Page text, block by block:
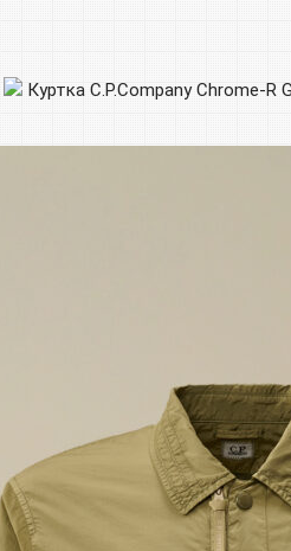
Куртка C.P.Company Chrome-R